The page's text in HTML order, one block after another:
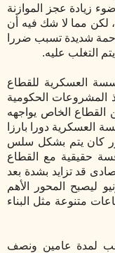
زيادة عجز الموازنة
لكن مما لا شك فيه أن
شديدة تسبب ضررا
التغلب عليه.
العسكرية للقطاع
المشروعات الحكومية
القطاع الخاص يواجهه
العسكرية دورا بارزا
كان يتم بشكل سلس
حقيقية مع القطاع
قد تزايد بشدة بعد
يناير وبرز بشكل أكبر بعد ٣٠ يونيو ليصبح المحور الأهم
متنوعة مثل البناء
لمدة عامين ونصف